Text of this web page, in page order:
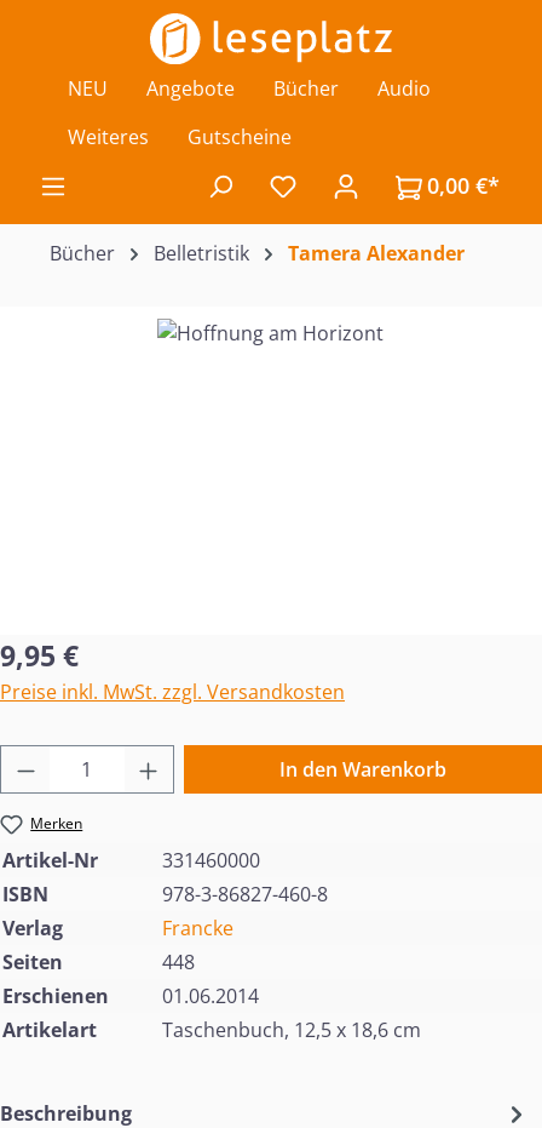
Zum Hauptinhalt springen
NEU Angebote Bücher
Audio
Weiteres
Gutscheine
Du hast 0 Produkte auf
0,00 €*
Bücher Belletristik Tamera Alexander
Bildergalerie überspringen
Regulärer Preis:
9,95 €
Preise inkl. MwSt. zzgl. Versandkosten
Produkt Anzahl: Gib den gewünschten
In den Warenkorb
Merken
Artikel-Nr
331460000
ISBN
978-3-86827-460-8
Verlag
Francke
Seiten
448
Erschienen
01.06.2014
Artikelart
Taschenbuch, 12,5 x 18,6 cm
Beschreibung